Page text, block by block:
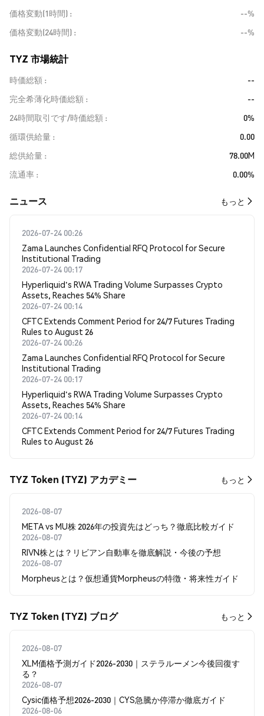
価格変動(1時間)
--%
価格変動(24時間)
--%
TYZ 市場統計
時価総額
--
完全希薄化時価総額
--
24時間取引です/時価総額
0%
循環供給量
0.00
総供給量
78.00M
流通率
0.00%
​​ニュース​​ もっと
2026-07-24 00:26
Zama Launches Confidential RFQ Protocol for Secure
Institutional Trading
2026-07-24 00:17
Hyperliquid's RWA Trading Volume Surpasses Crypto
Assets, Reaches 54% Share
2026-07-24 00:14
CFTC Extends Comment Period for 24/7 Futures Trading
Rules to August 26
2026-07-24 00:26
Zama Launches Confidential RFQ Protocol for Secure
Institutional Trading
2026-07-24 00:17
Hyperliquid's RWA Trading Volume Surpasses Crypto
Assets, Reaches 54% Share
2026-07-24 00:14
CFTC Extends Comment Period for 24/7 Futures Trading
Rules to August 26
TYZ Token (TYZ) アカデミー もっと
2026-08-07
META vs MU株 2026年の投資先はどっち？徹底比較ガイド
2026-08-07
RIVN株とは？リビアン自動車を徹底解説・今後の予想
2026-08-07
Morpheusとは？仮想通貨Morpheusの特徴・将来性ガイド
TYZ Token (TYZ) ブログ もっと
2026-08-07
XLM価格予測ガイド2026-2030｜ステラルーメン今後回復す
る？
2026-08-07
Cysic価格予想2026-2030｜CYS急騰か停滞か徹底ガイド
2026-08-06